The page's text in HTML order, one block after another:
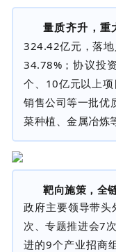
量质齐升，重
324.42亿元，落
34.78% ；协议投
个、 10亿元以上项
销售公司等一批优
菜种植、金属冶炼
靶向施策，全
政府主要领导带头
次、专题推进会7
进的9个产业招商